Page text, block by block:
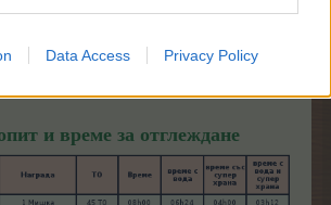
Data Access Privacy Policy
III: червена ........... Къщичка за
и време за отглеждане